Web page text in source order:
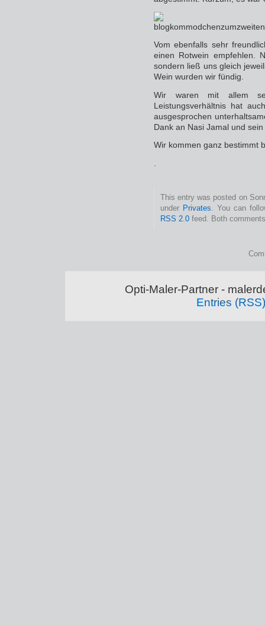
Vom ebenfalls sehr
einen Rotwein empfehlen.
sondern ließ uns gleich
Wein wurden wir fündig.
Wir waren mit allem
Leistungsverhältnis hat
ausgesprochen
Dank an Nasi Jamal und sein
Wir kommen ganz bestimmt
This entry was posted on
under Privates . You can
RSS 2.0 feed. Both
Opti-Maler-Partner -
Entries (RSS)